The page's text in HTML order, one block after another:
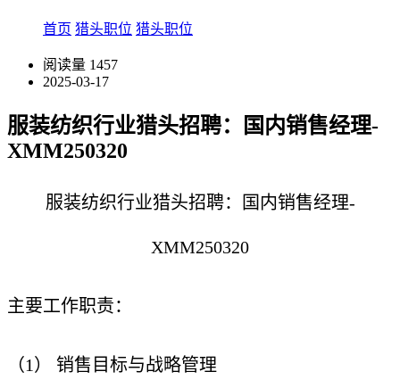
首页 猎头职位 猎头职位
阅读量 1457
2025-03-17
服装纺织行业猎头招聘：国内销售经理-
XMM250320
服装纺织行业猎头招聘：国内销售经理-
XMM250320
主要工作职责：
（1） 销售目标与战略管理